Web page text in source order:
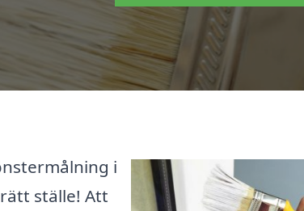
i
ställe! Att